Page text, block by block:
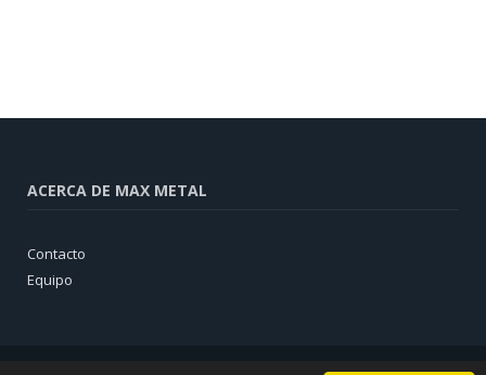
ACERCA DE MAX METAL
Contacto
Equipo